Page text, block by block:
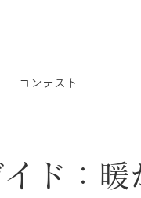
コンテスト
ド：暖